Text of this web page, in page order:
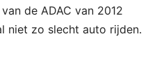
de ADAC van 2012
niet zo slecht auto rijden.​